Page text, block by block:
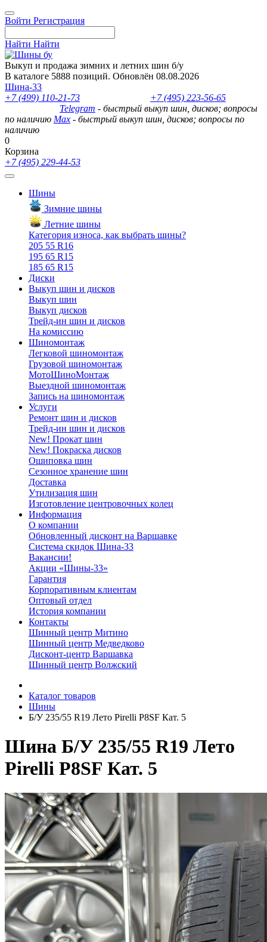
Войти Регистрация
Найти Найти
Выкуп и продажа зимних и летних шин б/у
В каталоге 5888 позиций. Обновлён 08.08.2026
Шина-33
+7 (499) 110-21-73
+7 (495) 223-56-65
Telegram - быстрый выкуп шин, дисков; вопросы
по наличию Max - быстрый выкуп шин, дисков; вопросы по
наличию
0
Корзина
+7 (495) 229-44-53
Шины
Зимние шины
Летние шины
Категория износа, как выбрать шины?
205 55 R16
195 65 R15
185 65 R15
Диски
Выкуп шин и дисков
Выкуп шин
Выкуп дисков
Трейд-ин шин и дисков
На комиссию
Шиномонтаж
Легковой шиномонтаж
Грузовой шиномонтаж
МотоШиноМонтаж
Выездной шиномонтаж
Запись на шиномонтаж
Услуги
Ремонт шин и дисков
Трейд-ин шин и дисков
New! Прокат шин
New! Покраска дисков
Ошиповка шин
Сезонное хранение шин
Доставка
Утилизация шин
Изготовление центровочных колец
Информация
О компании
Обновленный дисконт на Варшавке
Система скидок Шина-33
Вакансии!
Акции «Шины-33»
Гарантия
Корпоративным клиентам
Оптовый отдел
История компании
Контакты
Шинный центр Митино
Шинный центр Медведково
Дисконт-центр Варшавка
Шинный центр Волжский
Каталог товаров
Шины
Б/У 235/55 R19 Лето Pirelli P8SF Кат. 5
Шина Б/У 235/55 R19 Лето
Pirelli P8SF Кат. 5